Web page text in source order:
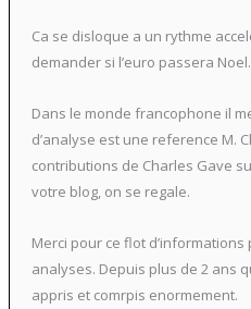
Ca se disloque a un rythme
demander si l’euro passera Noel.
Dans le monde francophone il
d’analyse est une reference M.
contributions de Charles Gave
votre blog, on se regale.
Merci pour ce flot
analyses. Depuis plus de 2 ans
appris et comrpis enormement.